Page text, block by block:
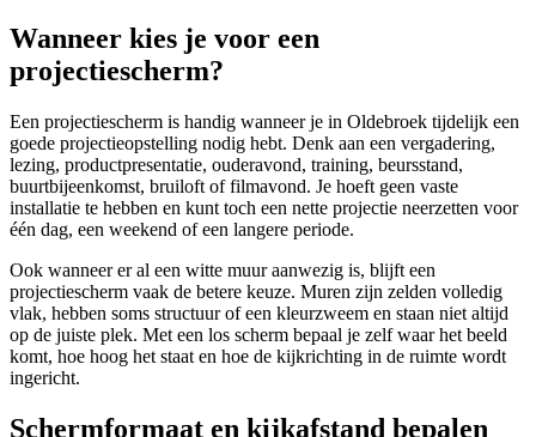
Wanneer kies je voor een
projectiescherm?
Een projectiescherm is handig wanneer je in Oldebroek tijdelijk een
goede projectieopstelling nodig hebt. Denk aan een vergadering,
lezing, productpresentatie, ouderavond, training, beursstand,
buurtbijeenkomst, bruiloft of filmavond. Je hoeft geen vaste
installatie te hebben en kunt toch een nette projectie neerzetten voor
één dag, een weekend of een langere periode.
Ook wanneer er al een witte muur aanwezig is, blijft een
projectiescherm vaak de betere keuze. Muren zijn zelden volledig
vlak, hebben soms structuur of een kleurzweem en staan niet altijd
op de juiste plek. Met een los scherm bepaal je zelf waar het beeld
komt, hoe hoog het staat en hoe de kijkrichting in de ruimte wordt
ingericht.
Schermformaat en kijkafstand bepalen